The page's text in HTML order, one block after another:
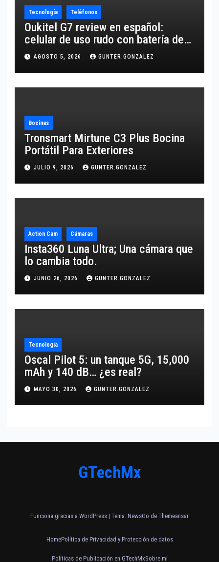
Tecnología Teléfonos
Oukitel G7 review en español:
celular de uso rudo con batería de
10,600 mAh
AGOSTO 5, 2026 GUNTER.GONZALEZ
Bocinas
Tronsmart Mirtune C3 Plus Bocina
Portátil Para Exteriores
JULIO 9, 2026 GUNTER.GONZALEZ
Action Cam Cámaras
Insta360 Luna Ultra; Una cámara que
lo cambia todo.
JUNIO 26, 2026 GUNTER.GONZALEZ
Tecnología
Oscal Pilot 5: un tanque 5G, 15,000
mAh y 140 dB… ¿es real?
MAYO 30, 2026 GUNTER.GONZALEZ
GTechMx
Funciona gracias a WordPress | Tema: NewsGo de Themeansar
HomePolítica de Privacidad y Protección de datos
Políticas de Publicación en GTechMxSobre mí